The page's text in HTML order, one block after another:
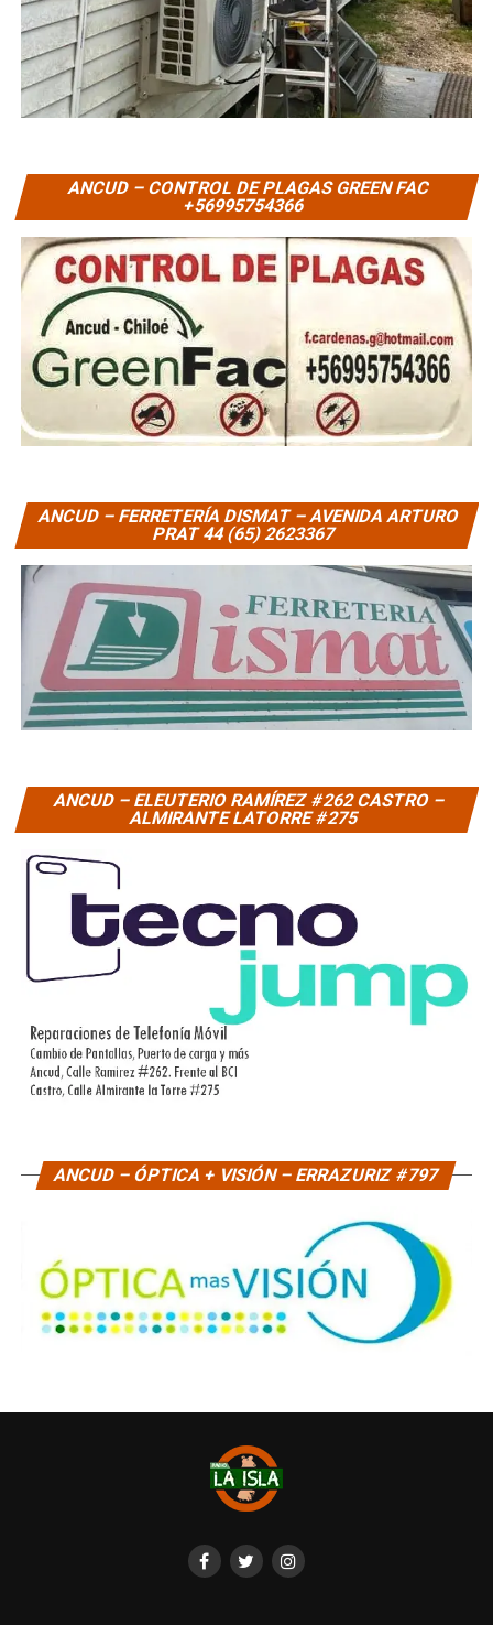
ANCUD – CONTROL DE PLAGAS GREEN FAC
+56995754366
ANCUD – FERRETERÍA DISMAT – AVENIDA ARTURO
PRAT 44 (65) 2623367
ANCUD – ELEUTERIO RAMÍREZ #262 CASTRO –
ALMIRANTE LATORRE #275
ANCUD – ÓPTICA + VISIÓN – ERRAZURIZ #797